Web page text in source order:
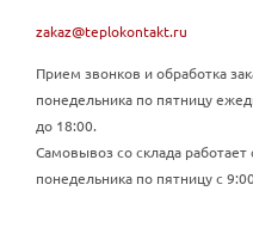
zakaz@teplokontakt.ru
Прием звонков и обработка
понедельника по пятницу
до 18:00.
Самовывоз со склада работает
понедельника по пятницу с